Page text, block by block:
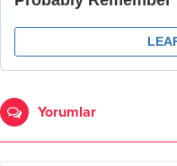
Yorumlar